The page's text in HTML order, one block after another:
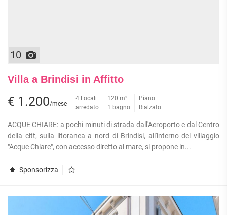
10
Villa a Brindisi in Affitto
€ 1.200/mese
4 Locali
arredato
120 m²
1 bagno
Piano
Rialzato
ACQUE CHIARE: a pochi minuti di strada dall'Aeroporto e dal Centro
della citt, sulla litoranea a nord di Brindisi, all'interno del villaggio
"Acque Chiare", con accesso diretto al mare, si propone in...
Sponsorizza